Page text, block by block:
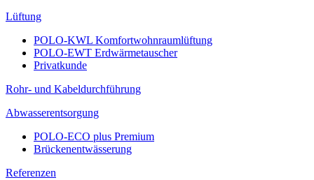
Lüftung
POLO-KWL Komfortwohnraumlüftung
POLO-EWT Erdwärmetauscher
Privatkunde
Rohr- und Kabeldurchführung
Abwasserentsorgung
POLO-ECO plus Premium
Brückenentwässerung
Referenzen